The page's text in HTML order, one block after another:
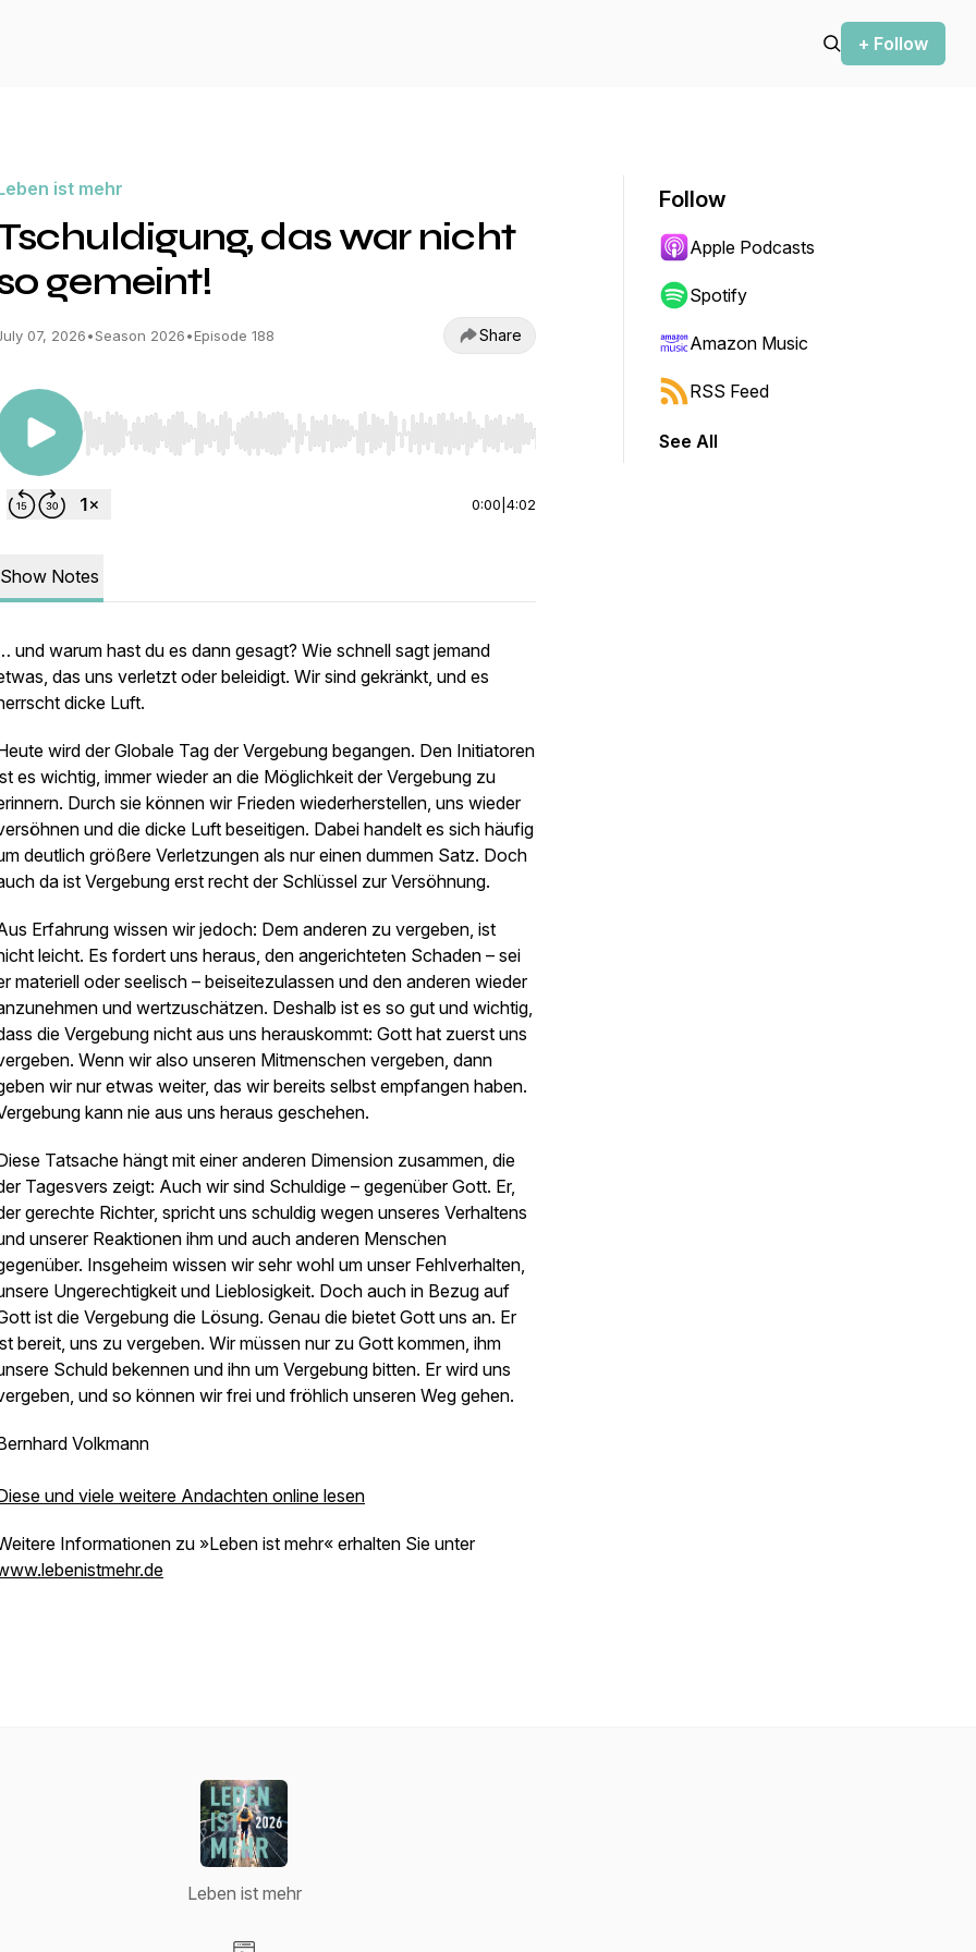
+ Follow
ist mehr
das war nicht
gemeint!
07, 2026•Season 2026•Episode 188 Share
Use Left/Right to seek, Home/End to jump to start or end. Hold shift to jump forward or backward.
0:00 4:02
Show Notes
und warum hast du es dann gesagt? Wie schnell sagt jemand
das uns verletzt oder beleidigt. Wir sind gekränkt, und es
dicke Luft.
wird derGlobale Tag der Vergebung begangen. Den Initiatoren
es wichtig, immer wieder an die Möglichkeit der Vergebung zu
Durch sie können wir Frieden wiederherstellen, uns wieder
und die dicke Luft beseitigen. Dabei handelt es sich häufig
deutlich größere Verletzungen als nur einen dummen Satz. Doch
da ist Vergebung erst recht der Schlüssel zur Versöhnung.
Erfahrung wissen wir jedoch: Dem anderen zu vergeben, ist
leicht. Es fordert uns heraus, den angerichteten Schaden – sei
materiell oder seelisch – beiseitezulassen und den anderen wieder
und wertzuschätzen. Deshalb ist es so gut und wichtig,
die Vergebung nicht aus uns herauskommt: Gott hat zuerst uns
Wenn wir also unseren Mitmenschen vergeben, dann
wir nur etwas weiter, das wir bereits selbst empfangen haben.
kann nie aus uns heraus geschehen.
Tatsache hängt mit einer anderen Dimension zusammen, die
Tagesvers zeigt: Auch wir sind Schuldige – gegenüber Gott. Er,
gerechte Richter, spricht uns schuldig wegen unseres Verhaltens
unserer Reaktionen ihm und auch anderen Menschen
Insgeheim wissen wir sehr wohl um unser Fehlverhalten,
Ungerechtigkeit und Lieblosigkeit. Doch auch in Bezug auf
ist die Vergebung die Lösung. Genau die bietet Gott uns an. Er
bereit, uns zu vergeben. Wir müssen nur zu Gott kommen, ihm
Schuld bekennen und ihn um Vergebung bitten. Er wird uns
und so können wir frei und fröhlich unseren Weg gehen.
Volkmann
und viele weitere Andachten online lesen
Informationen zu »Leben ist mehr« erhalten Sie unter
Follow
Apple Podcasts
Spotify
Amazon Music
RSS Feed
See All
Leben ist mehr